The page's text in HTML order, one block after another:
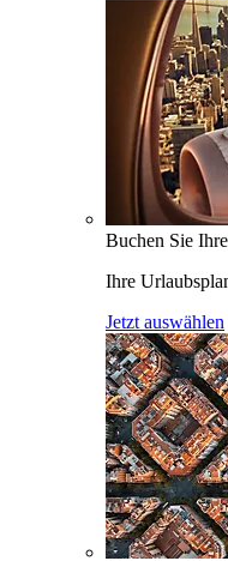
Buchen Sie
Ihre
Jetzt auswählen